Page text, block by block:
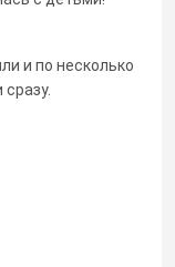
и по несколько